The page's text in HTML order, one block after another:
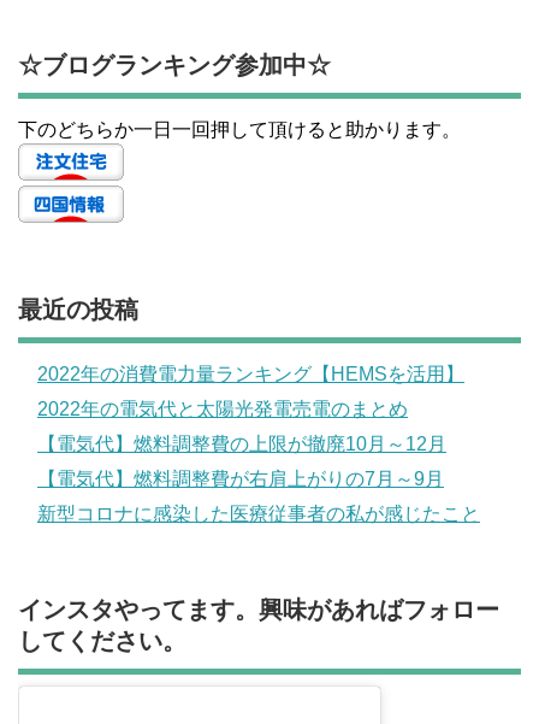
☆ブログランキング参加中☆
下のどちらか一日一回押して頂けると助かります。
最近の投稿
2022年の消費電力量ランキング【HEMSを活用】
2022年の電気代と太陽光発電売電のまとめ
【電気代】燃料調整費の上限が撤廃10月～12月
【電気代】燃料調整費が右肩上がりの7月～9月
新型コロナに感染した医療従事者の私が感じたこと
インスタやってます。興味があればフォロー
してください。